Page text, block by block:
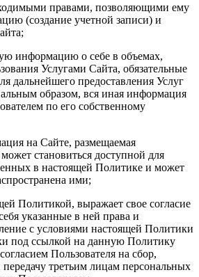
правами, позволяющими ему
(создание учетной записи) и
информацию о себе в объемах,
Услугами Сайта, обязательные
дальнейшего предоставления Услуг
образом, вся иная информация
по его собственному
на Сайте, размещаемая
становиться доступной для
в настоящей Политике и может
ими;
Политикой, выражает свое согласие
указанные в ней права и
с условиями настоящей Политики
под ссылкой на данную Политику
Пользователя на сбор,
третьим лицам персональных